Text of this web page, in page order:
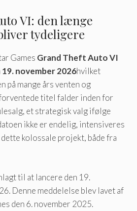
VI: den længe
tydeligere
Games Grand Theft Auto VI
19. november 2026hvilket
på mange års venten og
titel falder inden for
et strategisk valg ifølge
ikke er endelig, intensiveres
kolossale projekt, både fra
til at lancere den 19.
Denne meddelelse blev lavet af
den 6. november 2025.